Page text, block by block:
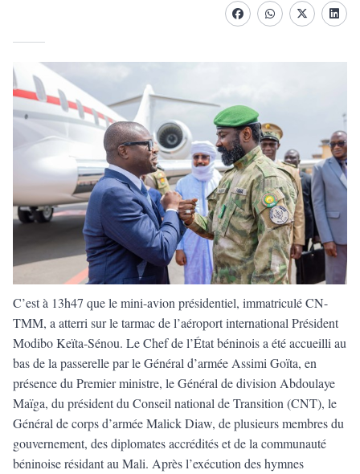
FacebookwhatsappTwitter
C’est à 13h47 que le mini-avion présidentiel, immatriculé CN-
TMM, a atterri sur le tarmac de l’aéroport international Président
Modibo Keïta-Sénou. Le Chef de l’État béninois a été accueilli au
bas de la passerelle par le Général d’armée Assimi Goïta, en
présence du Premier ministre, le Général de division Abdoulaye
Maïga, du président du Conseil national de Transition (CNT), le
Général de corps d’armée Malick Diaw, de plusieurs membres du
gouvernement, des diplomates accrédités et de la communauté
béninoise résidant au Mali. Après l’exécution des hymnes